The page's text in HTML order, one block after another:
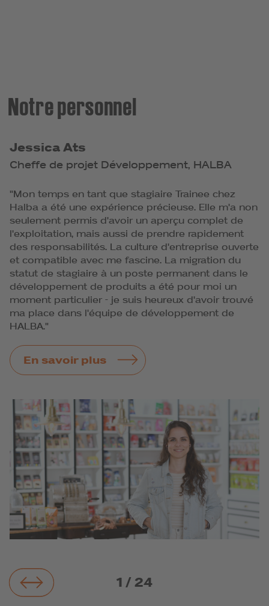
Notre personnel
Cheffe de projet Développement, HALBA
Jessica Ats
"Mon temps en tant que stagiaire Trainee chez
Halba a été une expérience précieuse. Elle m'a non
seulement permis d'avoir un aperçu complet de
l'exploitation, mais aussi de prendre rapidement
des responsabilités. La culture d'entreprise ouverte
et compatible avec me fascine. La migration du
statut de stagiaire à un poste permanent dans le
développement de produits a été pour moi un
moment particulier - je suis heureux d'avoir trouvé
ma place dans l'équipe de développement de
HALBA."
En savoir plus
1 / 24